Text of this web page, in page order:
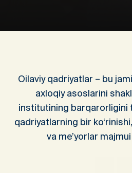
Oilaviy qadriyatlar – bu
axloqiy asoslarini
institutining barqarorligini
qadriyatlarning bir
va me’yorlar